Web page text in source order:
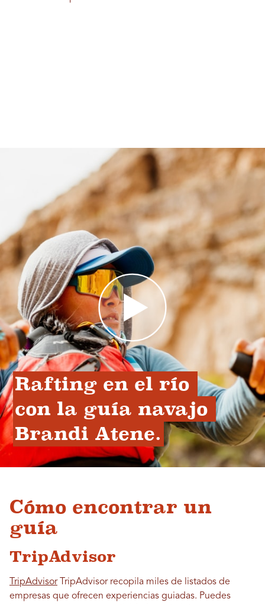
Rafting en el río
con la guía navajo
Brandi Atene.
Cómo encontrar un
guía
TripAdvisor
TripAdvisorTripAdvisor recopila miles de listados de
empresas que ofrecen experiencias guiadas. Puedes